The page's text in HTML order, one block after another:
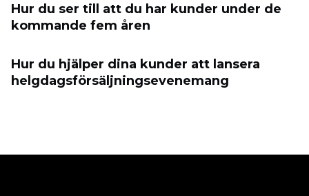
Hur du ser till att du har kunder under de
kommande fem åren
Hur du hjälper dina kunder att lansera
helgdagsförsäljningsevenemang